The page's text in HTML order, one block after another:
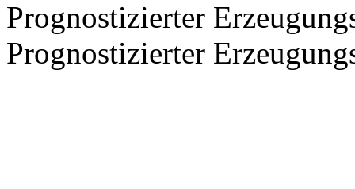
Prognostizierter
Prognostizierter